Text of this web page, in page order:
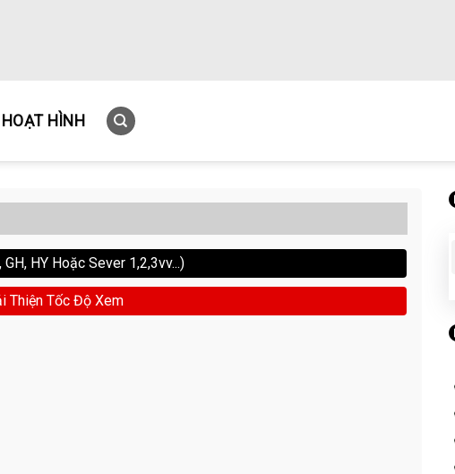
HOẠT HÌNH
HY Hoặc Sever 1,2,3vv...)
Thiện Tốc Độ Xem